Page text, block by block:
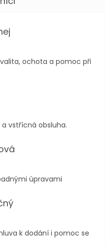
je 5 z 5 hvězdiček.
ochota a pomoc při
je 5 z 5 hvězdiček.
vstřícná obsluha.
je 5 z 5 hvězdiček.
úpravami
je 5 z 5 hvězdiček.
k dodání i pomoc se